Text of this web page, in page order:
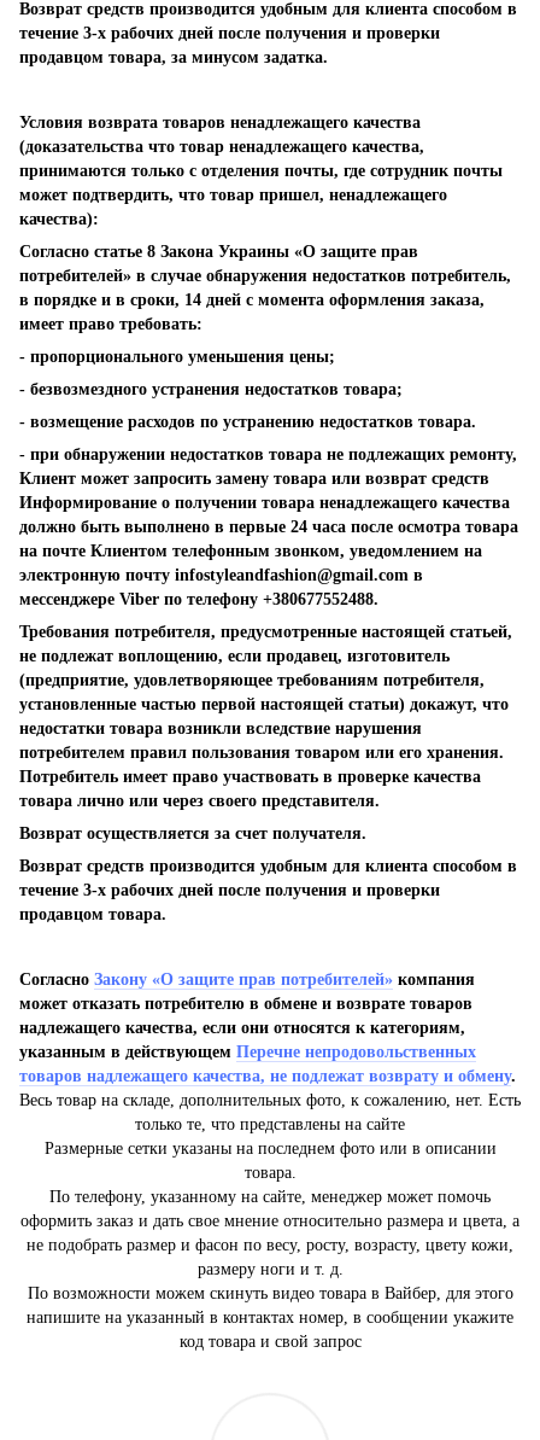
Возврат средств производится удобным для клиента способом в
течение 3-х рабочих дней после получения и проверки
продавцом товара, за минусом задатка.
Условия возврата товаров ненадлежащего качества
(доказательства что товар ненадлежащего качества,
принимаются только с отделения почты, где сотрудник почты
может подтвердить, что товар пришел, ненадлежащего
качества):
Согласно статье 8 Закона Украины «О защите прав
потребителей» в случае обнаружения недостатков потребитель,
в порядке и в сроки, 14 дней с момента оформления заказа,
имеет право требовать:
- пропорционального уменьшения цены;
- безвозмездного устранения недостатков товара;
- возмещение расходов по устранению недостатков товара.
- при обнаружении недостатков товара не подлежащих ремонту,
Клиент может запросить замену товара или возврат средств
Информирование о получении товара ненадлежащего качества
должно быть выполнено в первые 24 часа после осмотра товара
на почте Клиентом телефонным звонком, уведомлением на
электронную почту infostyleandfashion@gmail.com в
мессенджере Viber по телефону +380677552488.
Требования потребителя, предусмотренные настоящей статьей,
не подлежат воплощению, если продавец, изготовитель
(предприятие, удовлетворяющее требованиям потребителя,
установленные частью первой настоящей статьи) докажут, что
недостатки товара возникли вследствие нарушения
потребителем правил пользования товаром или его хранения.
Потребитель имеет право участвовать в проверке качества
товара лично или через своего представителя.
Возврат осуществляется за счет получателя.
Возврат средств производится удобным для клиента способом в
течение 3-х рабочих дней после получения и проверки
продавцом товара.
Согласно Закону «О защите прав потребителей» компания
может отказать потребителю в обмене и возврате товаров
надлежащего качества, если они относятся к категориям,
указанным в действующем Перечне непродовольственных
товаров надлежащего качества, не подлежат возврату и обмену.
Весь товар на складе, дополнительных фото, к сожалению, нет. Есть
только те, что представлены на сайте
Размерные сетки указаны на последнем фото или в описании
товара.
По телефону, указанному на сайте, менеджер может помочь
оформить заказ и дать свое мнение относительно размера и цвета, а
не подобрать размер и фасон по весу, росту, возрасту, цвету кожи,
размеру ноги и т. д.
По возможности можем скинуть видео товара в Вайбер, для этого
напишите на указанный в контактах номер, в сообщении укажите
код товара и свой запрос